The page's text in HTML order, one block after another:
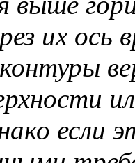
их ось
если